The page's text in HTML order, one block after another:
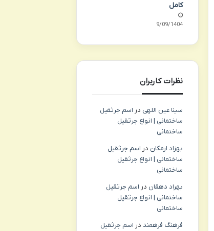
کامل
29/09/1404
نظرات کاربران
سینا عین اللهی در اسم جرثقیل
ساختمانی | انواع جرثقیل
ساختمانی
بهزاد ارمکان در اسم جرثقیل
ساختمانی | انواع جرثقیل
ساختمانی
بهراد دهقان در اسم جرثقیل
ساختمانی | انواع جرثقیل
ساختمانی
فرهنگ فرهمند در اسم جرثقیل